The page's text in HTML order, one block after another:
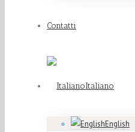
Contatti
Italiano
English